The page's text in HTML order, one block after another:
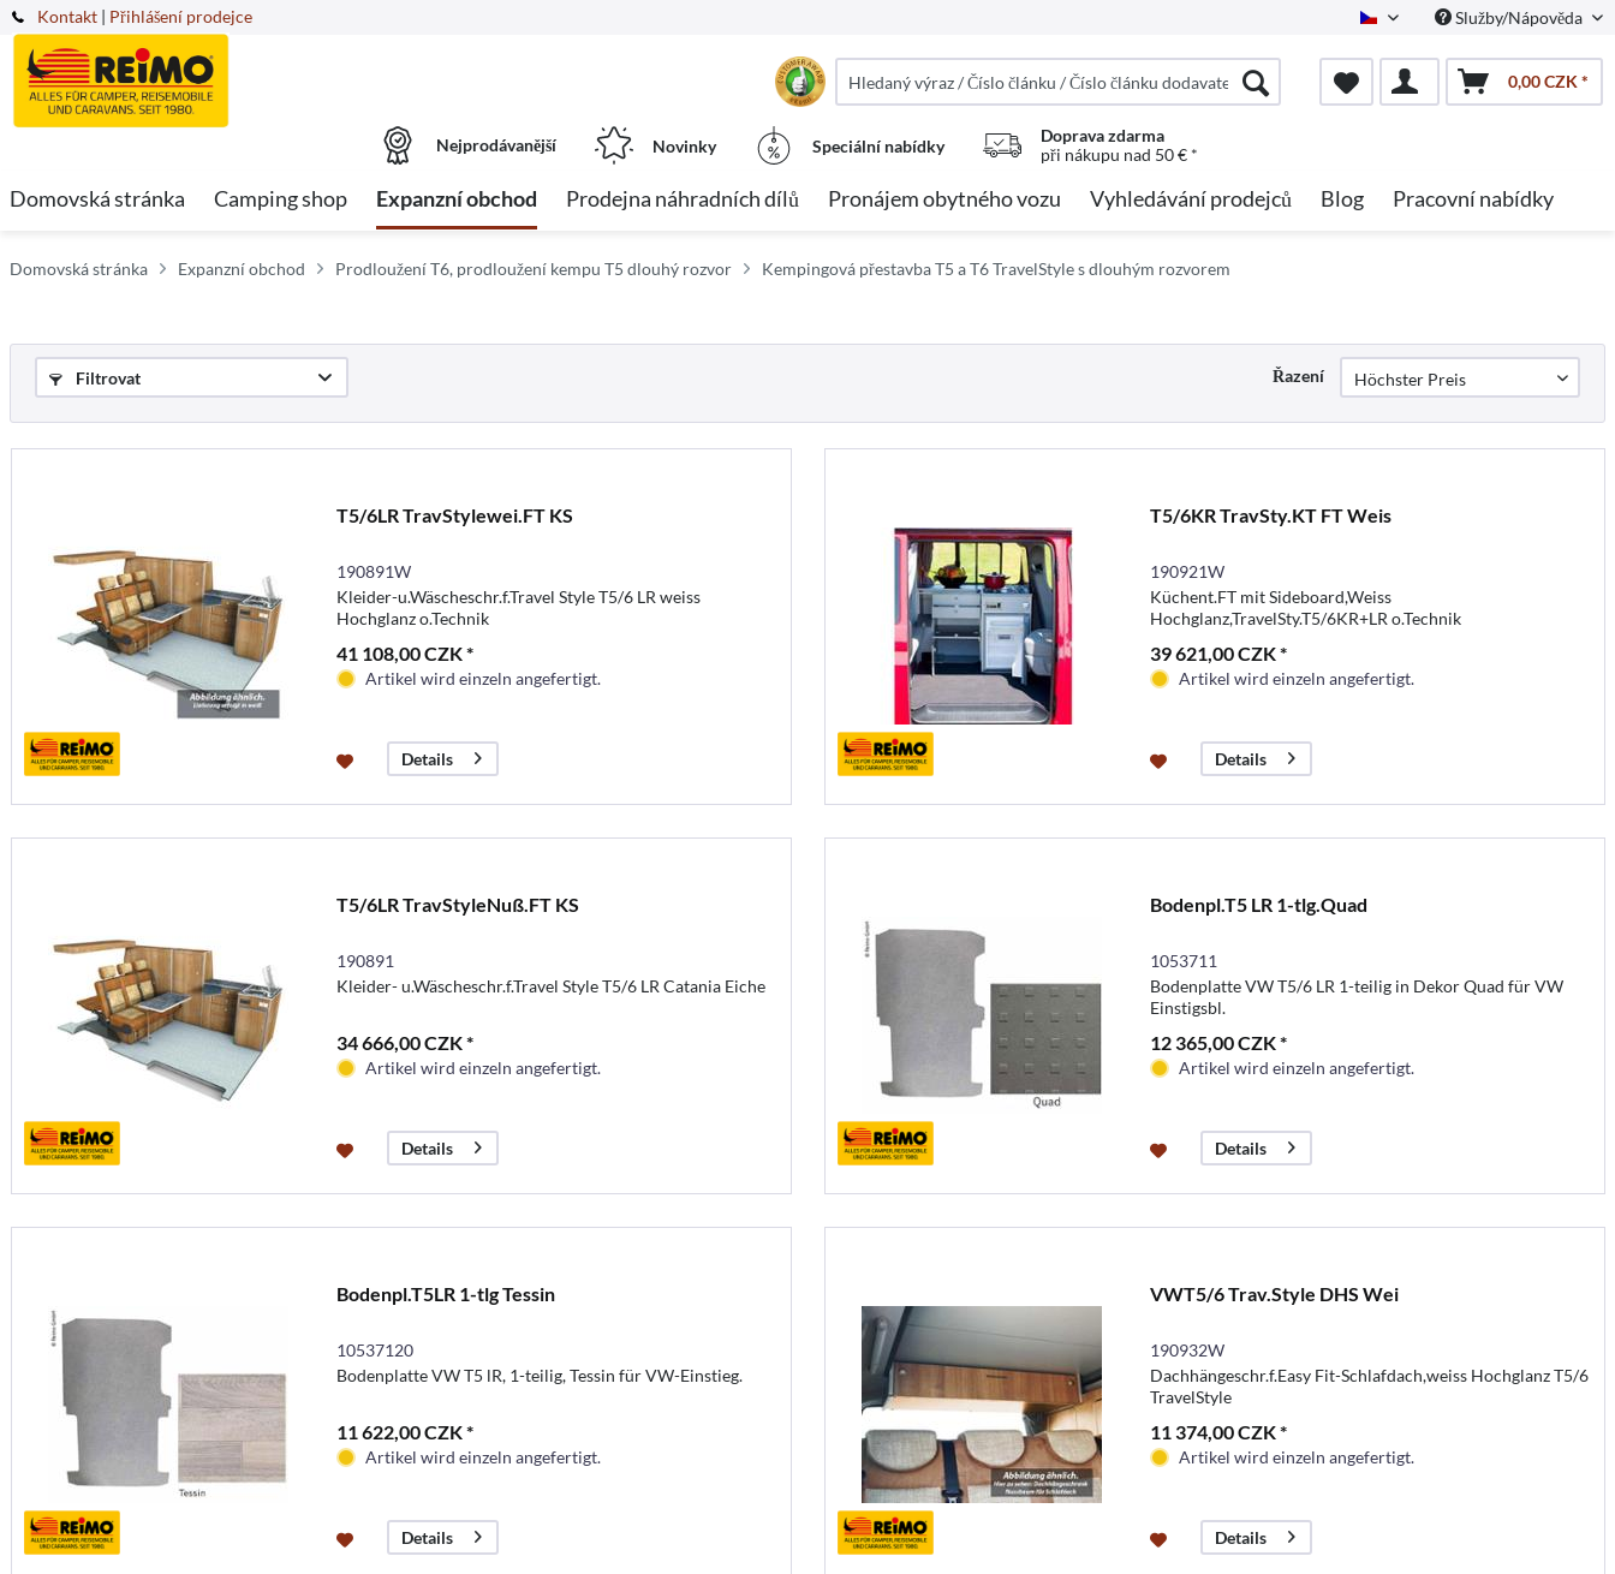
Kontakt Czech Služby/Nápověda
| Přihlášení prodejce
0,00 CZK *
Nejprodávanější Novinky Speciální nabídky
Doprava zdarma
při nákupu nad 50 € *
Domovská stránka Camping shop Expanzní obchod Prodejna náhradních dílů Pronájem obytného vozu Vyhledávání prodejců Blog Pracovní nabídky
Domovská stránka Expanzní obchod Prodloužení T6, prodloužení kempu T5 dlouhý rozvor Kempingová přestavba T5 a T6 TravelStyle s dlouhým rozvorem
Filtrovat Řazení
T5/6LR TravStylewei.FT KS
190891W
Kleider-u.Wäscheschr.f.Travel Style T5/6 LR weiss
Hochglanz o.Technik
41 108,00 CZK *
Artikel wird einzeln angefertigt.
Details
T5/6KR TravSty.KT FT Weis
190921W
Küchent.FT mit Sideboard,Weiss
Hochglanz,TravelSty.T5/6KR+LR o.Technik
39 621,00 CZK *
Artikel wird einzeln angefertigt.
Details
T5/6LR TravStyleNuß.FT KS
190891
Kleider- u.Wäscheschr.f.Travel Style T5/6 LR Catania Eiche
34 666,00 CZK *
Artikel wird einzeln angefertigt.
Details
Bodenpl.T5 LR 1-tlg.Quad
1053711
Bodenplatte VW T5/6 LR 1-teilig in Dekor Quad für VW
Einstigsbl.
12 365,00 CZK *
Artikel wird einzeln angefertigt.
Details
Bodenpl.T5LR 1-tlg Tessin
10537120
Bodenplatte VW T5 lR, 1-teilig, Tessin für VW-Einstieg.
11 622,00 CZK *
Artikel wird einzeln angefertigt.
Details
VWT5/6 Trav.Style DHS Wei
190932W
Dachhängeschr.f.Easy Fit-Schlafdach,weiss Hochglanz T5/6
TravelStyle
11 374,00 CZK *
Artikel wird einzeln angefertigt.
Details